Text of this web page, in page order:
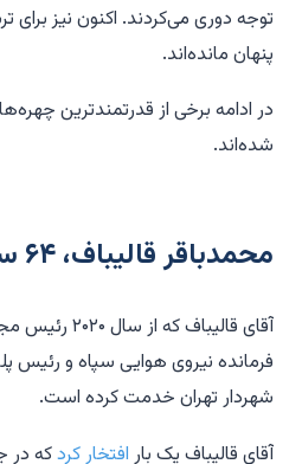
توجه دوری می‌کردند. اکنون نیز برای
پنهان مانده‌اند.
در ادامه برخی از قدرتمندترین
شده‌اند.
محمدباقر قالیباف، ۶۴ ساله
آقای قالیباف
فرمانده نیروی هوایی سپاه و
شهردار تهران خدمت کرده است.
آقای قالیباف یک بار افتخار کردکه در